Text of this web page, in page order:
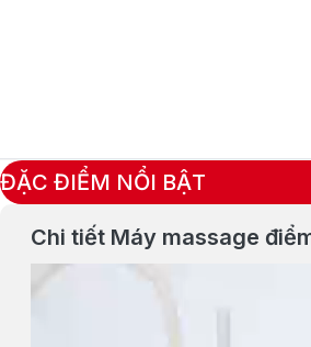
ĐẶC ĐIỂM NỔI BẬT
Chi tiết Máy massage